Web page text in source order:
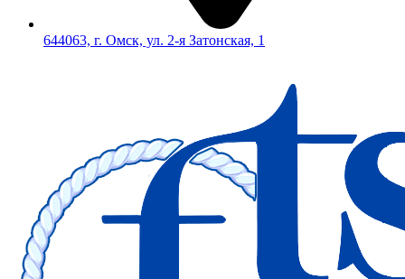
644063, г. Омск, ул. 2-я Затонская, 1